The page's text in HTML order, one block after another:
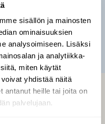
sisällön ja mainosten
ominaisuuksien
analysoimiseen. Lisäksi
ja analytiikka-
miten käytät
yhdistää näitä
antanut heille tai joita on
palvelujaan.
pienin